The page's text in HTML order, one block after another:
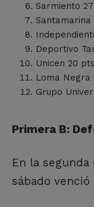
Sarmiento
Santamarina
Deportivo
Unicen 20 pts
Loma Negra
Grupo
Primera B:
En la
sábado